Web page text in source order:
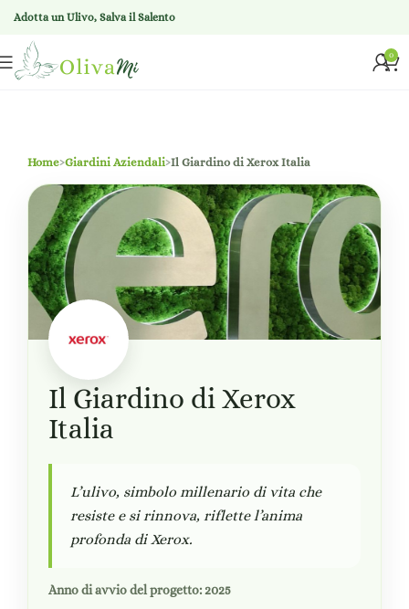
Adotta un Ulivo, Salva il Salento
0
Home›Giardini Aziendali›Il Giardino di Xerox Italia
Il Giardino di Xerox
Italia
L’ulivo, simbolo millenario di vita che
resiste e si rinnova, riflette l’anima
profonda di Xerox.
Anno di avvio del progetto: 2025